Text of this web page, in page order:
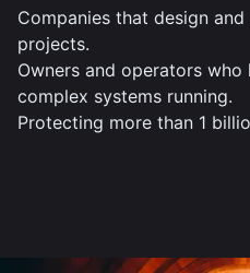
Companies that design
projects.
Owners and operators who
complex systems running.
Protecting more than 1